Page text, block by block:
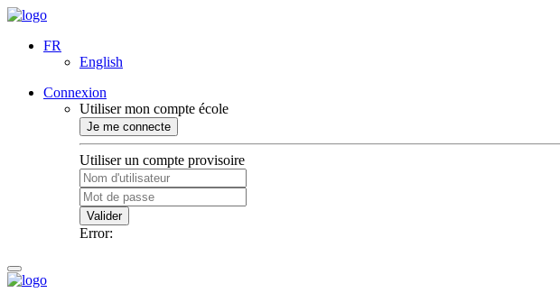
FR
English
Connexion
Utiliser mon compte école
Je me connecte
Utiliser un compte provisoire
Valider
Error: